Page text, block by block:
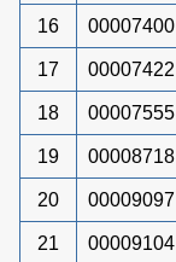
16 00007400
17 00007422
18 00007555
19 00008718
20 00009097
21 00009104